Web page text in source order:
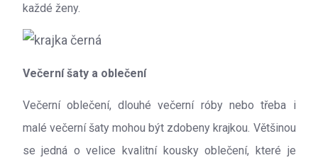
každé ženy.
Večerní šaty a oblečení
Večerní oblečení, dlouhé večerní róby nebo třeba i
malé večerní šaty mohou být zdobeny krajkou. Většinou
se jedná o velice kvalitní kousky oblečení, které je